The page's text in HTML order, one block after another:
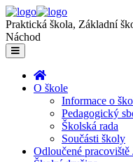
Praktická škola, Základní
Náchod
O škole
Informace o
Pedagogický
Školská rada
Součásti školy
Odloučené pracoviště